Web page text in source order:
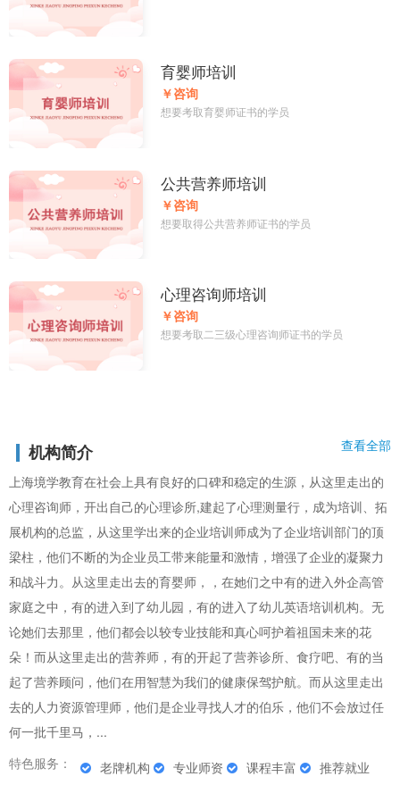
育婴师培训
￥咨询
想要考取育婴师证书的学员
公共营养师培训
￥咨询
想要取得公共营养师证书的学员
心理咨询师培训
￥咨询
想要考取二三级心理咨询师证书的学员
机构简介 查看全部
上海境学教育在社会上具有良好的口碑和稳定的生源，从这里走出的
心理咨询师，开出自己的心理诊所,建起了心理测量行，成为培训、拓
展机构的总监，从这里学出来的企业培训师成为了企业培训部门的顶
梁柱，他们不断的为企业员工带来能量和激情，增强了企业的凝聚力
和战斗力。从这里走出去的育婴师，，在她们之中有的进入外企高管
家庭之中，有的进入到了幼儿园，有的进入了幼儿英语培训机构。无
论她们去那里，他们都会以较专业技能和真心呵护着祖国未来的花
朵！而从这里走出的营养师，有的开起了营养诊所、食疗吧、有的当
起了营养顾问，他们在用智慧为我们的健康保驾护航。而从这里走出
去的人力资源管理师，他们是企业寻找人才的伯乐，他们不会放过任
何一批千里马，...
特色服务：
老牌机构 专业师资 课程丰富 推荐就业